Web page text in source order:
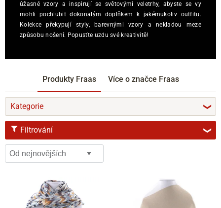
úžasné vzory a inspirují se světovými veletrhy, abyste se vy
mohli pochlubit dokonalým doplňkem k jakémukoliv outfitu.
Kolekce překypují styly, barevnými vzory a nekladou meze
způsobu nošení. Popusťte uzdu své kreativitě!
Produkty Fraas Více o značce Fraas
Kategorie ❯
Filtrování ❯
VELIKOST
BARVY